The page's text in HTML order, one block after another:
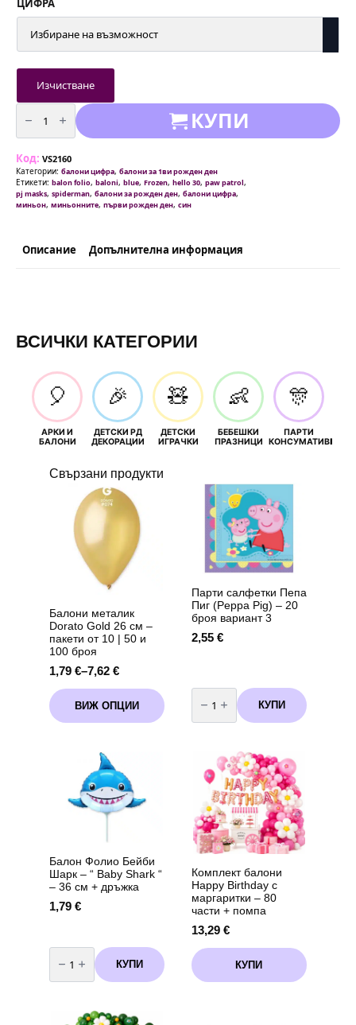
ЦИФРА
Изчистване
количество
за
Балон
цифра
светло
син
цвят
от
0
до
см
КУПИ
Код: VS2160
Категории: балони цифра, балони за 1ви рожден ден
Етикети: balon folio, baloni, blue, Frozen, hello 30, paw patrol,
pj masks, spiderman, балони за рожден ден, балони цифра,
миньон, миньонните, първи рожден ден, син
Описание Допълнителна информация
ВСИЧКИ КАТЕГОРИИ
🎈
АРКИ И
БАЛОНИ
🎉
ДЕТСКИ РД
ДЕКОРАЦИИ
🧸
ДЕТСКИ
ИГРАЧКИ
👶
БЕБЕШКИ
ПРАЗНИЦИ
🎊
ПАРТИ
КОНСУМАТИВИ
Свързани продукти
Балони металик
Dorato Gold 26 см –
пакети от 10 | 50 и
100 броя
1,79 €–7,62 €
Price
range:
1,79 €
through
ВИЖ ОПЦИИ
This
product
has
options
may
product
page
Парти салфетки Пепа
Пиг (Peppa Pig) – 20
броя вариант 3
2,55 €
количество
за
Парти
салфетки
(Peppa
броя
вариант
3
КУПИ
Балон Фолио Бейби
Шарк – “ Baby Shark “
– 36 см + дръжка
1,79 €
количество
за
Балон
Фолио
КУПИ
Комплект балони
Happy Birthday с
маргаритки – 80
части + помпа
13,29 €
КУПИ